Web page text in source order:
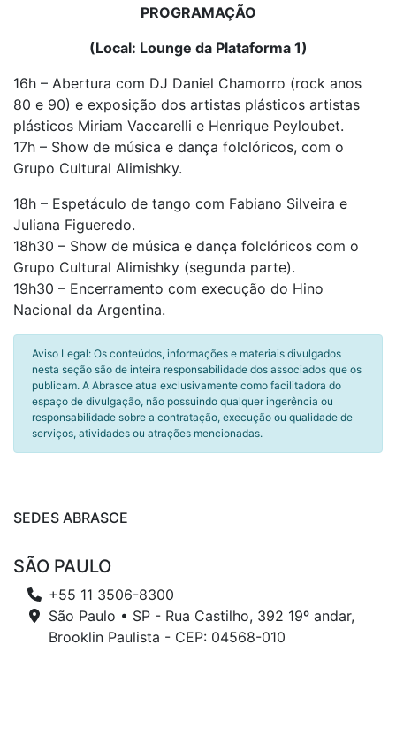
PROGRAMAÇÃO
(Local: Lounge da Plataforma 1)
16h – Abertura com DJ Daniel Chamorro (rock anos
80 e 90) e exposição dos artistas plásticos artistas
plásticos Miriam Vaccarelli e Henrique Peyloubet.
17h – Show de música e dança folclóricos, com o
Grupo Cultural Alimishky.
18h – Espetáculo de tango com Fabiano Silveira e
Juliana Figueredo.
18h30 – Show de música e dança folclóricos com o
Grupo Cultural Alimishky (segunda parte).
19h30 – Encerramento com execução do Hino
Nacional da Argentina.
Aviso Legal: Os conteúdos, informações e materiais divulgados
nesta seção são de inteira responsabilidade dos associados que os
publicam. A Abrasce atua exclusivamente como facilitadora do
espaço de divulgação, não possuindo qualquer ingerência ou
responsabilidade sobre a contratação, execução ou qualidade de
serviços, atividades ou atrações mencionadas.
SEDES ABRASCE
SÃO PAULO
+55 11 3506-8300
São Paulo • SP - Rua Castilho, 392 19º andar,
Brooklin Paulista - CEP: 04568-010